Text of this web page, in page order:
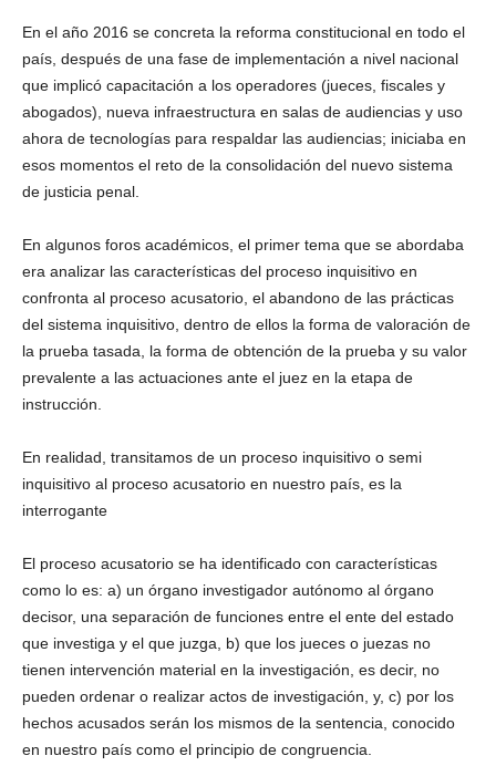
En el año 2016 se concreta la reforma constitucional en todo el
país, después de una fase de implementación a nivel nacional
que implicó capacitación a los operadores (jueces, fiscales y
abogados), nueva infraestructura en salas de audiencias y uso
ahora de tecnologías para respaldar las audiencias; iniciaba en
esos momentos el reto de la consolidación del nuevo sistema
de justicia penal.
En algunos foros académicos, el primer tema que se abordaba
era analizar las características del proceso inquisitivo en
confronta al proceso acusatorio, el abandono de las prácticas
del sistema inquisitivo, dentro de ellos la forma de valoración de
la prueba tasada, la forma de obtención de la prueba y su valor
prevalente a las actuaciones ante el juez en la etapa de
instrucción.
En realidad, transitamos de un proceso inquisitivo o semi
inquisitivo al proceso acusatorio en nuestro país, es la
interrogante
El proceso acusatorio se ha identificado con características
como lo es: a) un órgano investigador autónomo al órgano
decisor, una separación de funciones entre el ente del estado
que investiga y el que juzga, b) que los jueces o juezas no
tienen intervención material en la investigación, es decir, no
pueden ordenar o realizar actos de investigación, y, c) por los
hechos acusados serán los mismos de la sentencia, conocido
en nuestro país como el principio de congruencia.